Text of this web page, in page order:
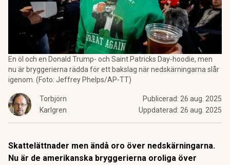
En öl och en Donald Trump- och Saint Patricks Day-hoodie, men
nu är bryggerierna rädda för ett bakslag när nedskärningarna slår
igenom. (Foto: Jeffrey Phelps/AP-TT)
Torbjörn
Karlgren
Publicerad: 26 aug. 2025
Uppdaterad: 26 aug. 2025
Skattelättnader men ändå oro över nedskärningarna.
Nu är de amerikanska bryggerierna oroliga över